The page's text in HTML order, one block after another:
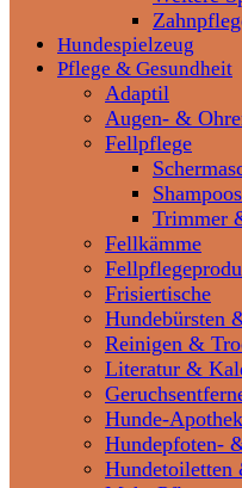
Hundespielzeug
Pflege & Gesundheit
Adaptil
Augen- &
Fellpflege
Shampoos
Trimmer
Fellkämme
Frisiertische
Hundebürsten
Reinigen &
Literatur &
Hunde-
Hundepfoten-
Hundetoiletten